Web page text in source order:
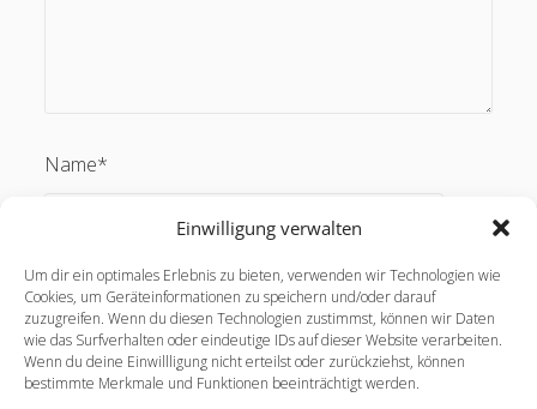
Einwilligung verwalten
Um dir ein optimales Erlebnis zu bieten, verwenden wir Technologien wie
Cookies, um Geräteinformationen zu speichern und/oder darauf
zuzugreifen. Wenn du diesen Technologien zustimmst, können wir Daten
wie das Surfverhalten oder eindeutige IDs auf dieser Website verarbeiten.
Wenn du deine Einwillligung nicht erteilst oder zurückziehst, können
bestimmte Merkmale und Funktionen beeinträchtigt werden.
Name*
Email*
Webseite